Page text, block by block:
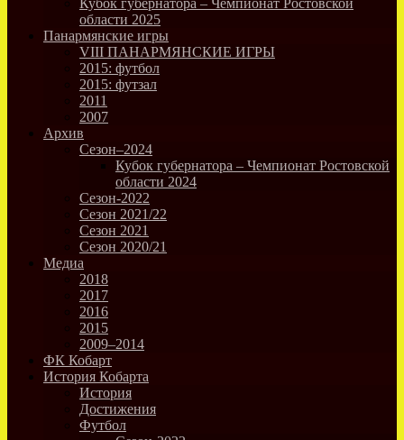
области 2025
Панармянские игры
VIII ПАНАРМЯНСКИЕ ИГРЫ
2015: футбол
2015: футзал
2011
2007
Архив
Сезон–2024
Кубок губернатора – Чемпионат Ростовской
области 2024
Сезон-2022
Сезон 2021/22
Сезон 2021
Сезон 2020/21
Медиа
2018
2017
2016
2015
2009–2014
ФК Кобарт
История Кобарта
История
Достижения
Футбол